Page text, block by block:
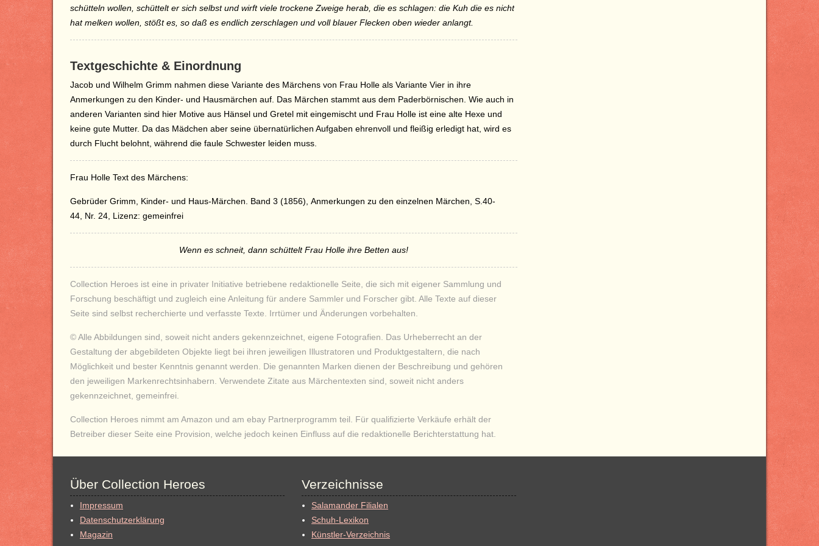
schütteln wollen, schüttelt er sich selbst und wirft viele trockene Zweige herab, die es schlagen: die Kuh die es nicht
hat melken wollen, stößt es, so daß es endlich zerschlagen und voll blauer Flecken oben wieder anlangt.
Textgeschichte & Einordnung
Jacob und Wilhelm Grimm nahmen diese Variante des Märchens von Frau Holle als Variante Vier in ihre
Anmerkungen zu den Kinder- und Hausmärchen auf. Das Märchen stammt aus dem Paderbörnischen. Wie auch in
anderen Varianten sind hier Motive aus Hänsel und Gretel mit eingemischt und Frau Holle ist eine alte Hexe und
keine gute Mutter. Da das Mädchen aber seine übernatürlichen Aufgaben ehrenvoll und fleißig erledigt hat, wird es
durch Flucht belohnt, während die faule Schwester leiden muss.
Frau Holle Text des Märchens:
Gebrüder Grimm, Kinder- und Haus-Märchen. Band 3 (1856), Anmerkungen zu den einzelnen Märchen, S.40-
44, Nr. 24, Lizenz: gemeinfrei
Wenn es schneit, dann schüttelt Frau Holle ihre Betten aus!
Collection Heroes ist eine in privater Initiative betriebene redaktionelle Seite, die sich mit eigener Sammlung und
Forschung beschäftigt und zugleich eine Anleitung für andere Sammler und Forscher gibt. Alle Texte auf dieser
Seite sind selbst recherchierte und verfasste Texte. Irrtümer und Änderungen vorbehalten.
© Alle Abbildungen sind, soweit nicht anders gekennzeichnet, eigene Fotografien. Das Urheberrecht an der
Gestaltung der abgebildeten Objekte liegt bei ihren jeweiligen Illustratoren und Produktgestaltern, die nach
Möglichkeit und bester Kenntnis genannt werden. Die genannten Marken dienen der Beschreibung und gehören
den jeweiligen Markenrechtsinhabern. Verwendete Zitate aus Märchentexten sind, soweit nicht anders
gekennzeichnet, gemeinfrei.
Collection Heroes nimmt am Amazon und am ebay Partnerprogramm teil. Für qualifizierte Verkäufe erhält der
Betreiber dieser Seite eine Provision, welche jedoch keinen Einfluss auf die redaktionelle Berichterstattung hat.
Über Collection Heroes
Impressum
Datenschutzerklärung
Magazin
Verzeichnisse
Salamander Filialen
Schuh-Lexikon
Künstler-Verzeichnis